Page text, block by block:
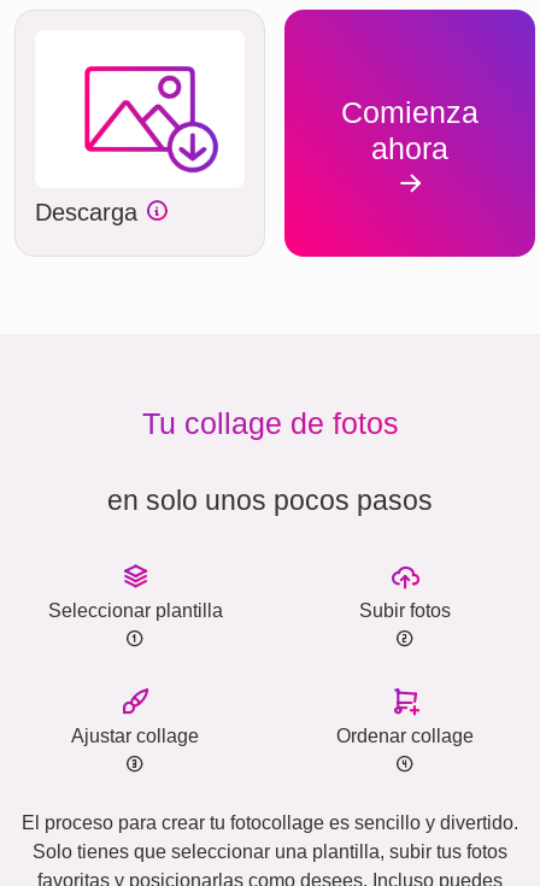
Descarga
Comienza
ahora
Tu collage de fotos
en solo unos pocos pasos
Seleccionar plantilla Subir fotos
Ajustar collage Ordenar collage
El proceso para crear tu fotocollage es sencillo y divertido.
Solo tienes que seleccionar una plantilla, subir tus fotos
favoritas y posicionarlas como desees. Incluso puedes